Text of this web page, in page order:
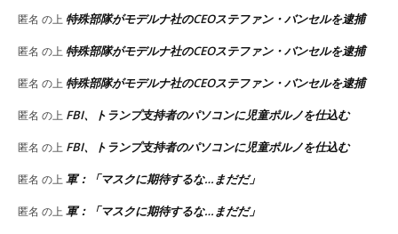
匿名 の上特殊部隊がモデルナ社のCEOステファン・バンセルを逮捕
匿名 の上特殊部隊がモデルナ社のCEOステファン・バンセルを逮捕
匿名 の上特殊部隊がモデルナ社のCEOステファン・バンセルを逮捕
匿名 の上 FBI、トランプ支持者のパソコンに児童ポルノを仕込む
匿名 の上 FBI、トランプ支持者のパソコンに児童ポルノを仕込む
匿名 の上軍：「マスクに期待するな…まだだ」
匿名 の上軍：「マスクに期待するな…まだだ」